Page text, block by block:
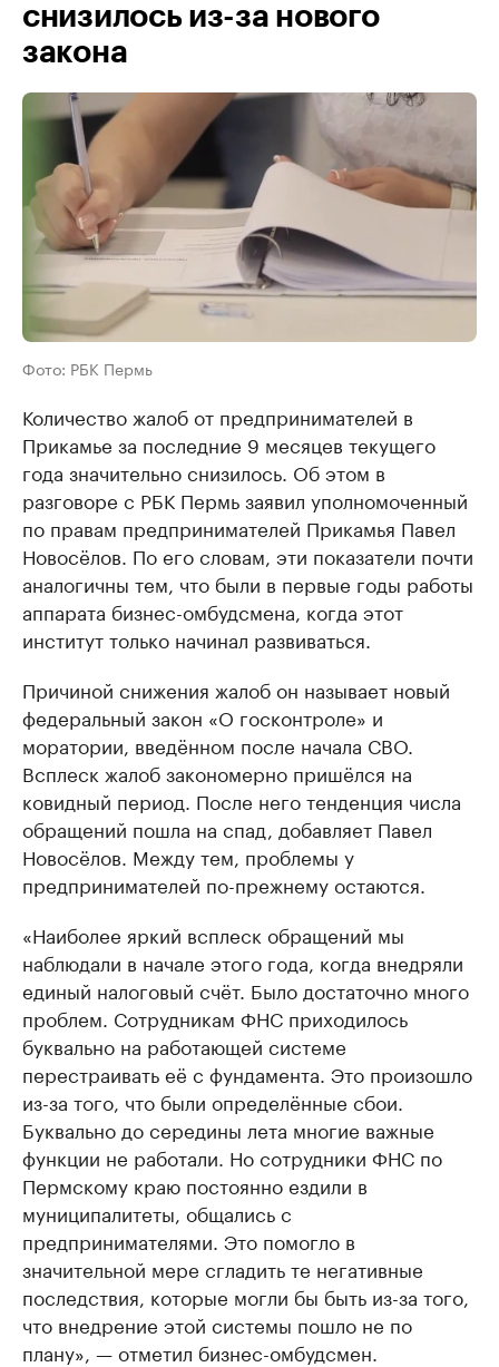
снизилось из-за нового
закона
Фото: РБК Пермь
Количество жалоб от предпринимателей в
Прикамье за последние 9 месяцев текущего
года значительно снизилось. Об этом в
разговоре с РБК Пермь заявил уполномоченный
по правам предпринимателей Прикамья Павел
Новосёлов. По его словам, эти показатели почти
аналогичны тем, что были в первые годы работы
аппарата бизнес-омбудсмена, когда этот
институт только начинал развиваться.
Причиной снижения жалоб он называет новый
федеральный закон «О госконтроле» и
моратории, введённом после начала СВО.
Всплеск жалоб закономерно пришёлся на
ковидный период. После него тенденция числа
обращений пошла на спад, добавляет Павел
Новосёлов. Между тем, проблемы у
предпринимателей по-прежнему остаются.
«Наиболее яркий всплеск обращений мы
наблюдали в начале этого года, когда внедряли
единый налоговый счёт. Было достаточно много
проблем. Сотрудникам ФНС приходилось
буквально на работающей системе
перестраивать её с фундамента. Это произошло
из-за того, что были определённые сбои.
Буквально до середины лета многие важные
функции не работали. Но сотрудники ФНС по
Пермскому краю постоянно ездили в
муниципалитеты, общались с
предпринимателями. Это помогло в
значительной мере сгладить те негативные
последствия, которые могли бы быть из-за того,
что внедрение этой системы пошло не по
плану», — отметил бизнес-омбудсмен.